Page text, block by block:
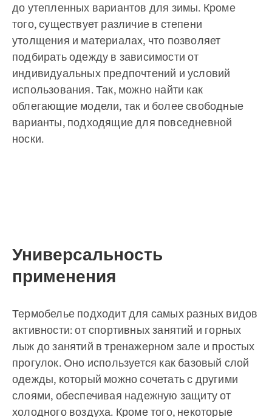
до утепленных вариантов для зимы. Кроме
того, существует различие в степени
утолщения и материалах, что позволяет
подбирать одежду в зависимости от
индивидуальных предпочтений и условий
использования. Так, можно найти как
облегающие модели, так и более свободные
варианты, подходящие для повседневной
носки.
Универсальность
применения
Термобелье подходит для самых разных видов
активности: от спортивных занятий и горных
лыж до занятий в тренажерном зале и простых
прогулок. Оно используется как базовый слой
одежды, который можно сочетать с другими
слоями, обеспечивая надежную защиту от
холодного воздуха. Кроме того, некоторые